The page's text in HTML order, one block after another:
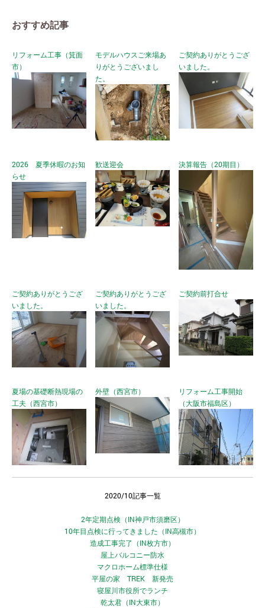
おすすめ記事
リフォーム工事（箕面
市）
モデルハウスご来場あ
りがとうございまし
た。
ご契約ありがとうござ
いました。
2026 夏季休暇のお知
らせ
歓送迎会 決算報告（20期目）
ご契約ありがとうござ
いました。
ご契約ありがとうござ
いました。
ご契約前打合せ
夏場の基礎断熱現場の
工夫（西宮市）
外壁（西宮市）
リフォーム工事開始
（大阪市福島区）
2020/10記事一覧
2年定期点検（IN神戸市須磨区）
10年目点検に行ってきました（IN高槻市）
造成工事完了（IN枚方市）
屋上バルコニー防水
マクロホーム標準仕様
平屋の家 TREK 新発売
寝屋川市役所でランチ
乾太君（IN大東市）